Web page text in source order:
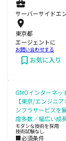
サーバーサイドエ
東京都
エージェントに
お問い合わせする
お気に入り
GMOインターネッ
【東京/エンジニ
ンフラサービスを
度多数／幅広い成
モダンな技術を採用
技術試験なし
■必須条件